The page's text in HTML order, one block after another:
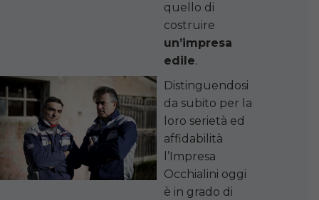
quello di
costruire
un’impresa
edile.
Distinguendosi
da subito per la
loro serietà ed
affidabilità
l’Impresa
Occhialini oggi
è in grado di